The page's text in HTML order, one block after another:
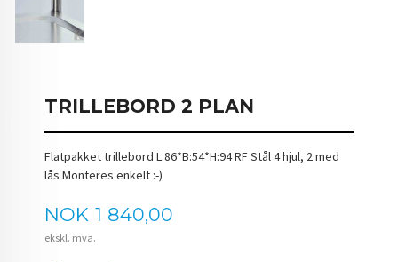
TRILLEBORD 2 PLAN
Flatpakket trillebord L:86*B:54*H:94 RF Stål 4 hjul, 2 med
lås Monteres enkelt :-)
Pris
NOK 1 840,00
ekskl. mva.